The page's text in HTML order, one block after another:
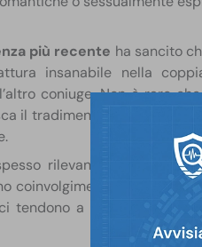
più recente ha sancito
insanabile nella
coniuge. Non è raro
il tradimento virtuale come
rilevante nei
coinvolgimento emotivo,
tendono a considerarle